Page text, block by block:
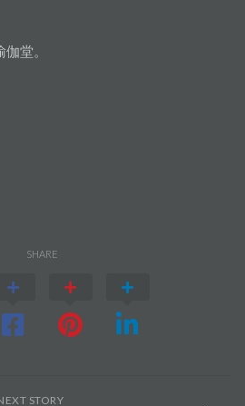
堂。
SHARE
STORY